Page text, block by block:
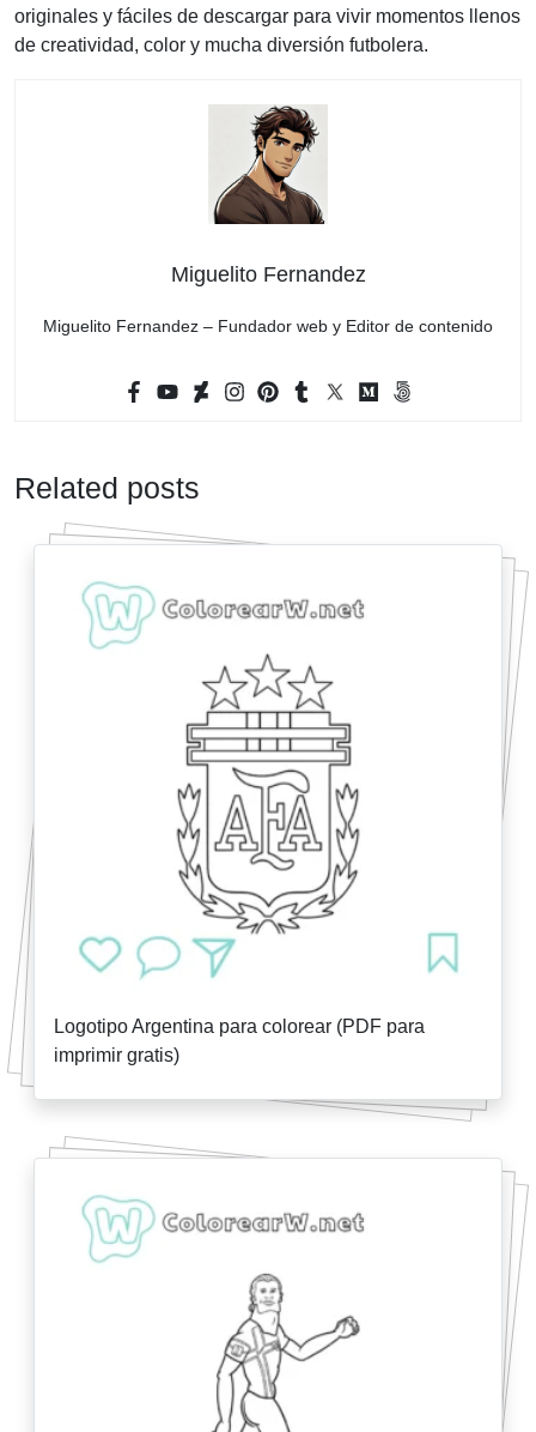
originales y fáciles de descargar para vivir momentos llenos
de creatividad, color y mucha diversión futbolera.
Miguelito Fernandez
Miguelito Fernandez – Fundador web y Editor de contenido
Related posts
Logotipo Argentina para colorear (PDF para
imprimir gratis)